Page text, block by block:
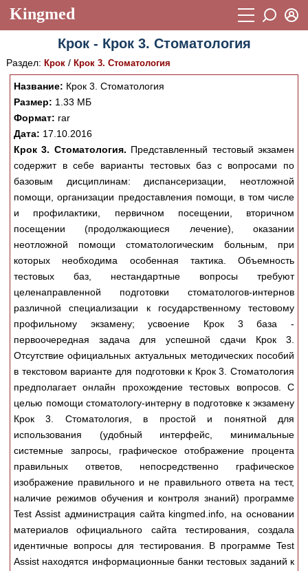
Kingmed
Учебный материал
Видеогалерея 899
Фотогалерея (1906)
Истории болезней
Лекции и презентации 2474
Аккредитационные тесты (6)
Методические рекомендации
Научно-популярное
Статьи
Новости (244)
Медицинская стандартизация
Нормативы экстренной и неотложной помощи
Нормы лабораторных и инструментальных
Обратная связь
Добавить материал
FAQ
Пароль
Восстановить пароль
Регистрация
Крок - Крок 3. Стоматология
Раздел: Крок/ Крок 3. Стоматология
Название: Крок 3. Стоматология
Размер: 1.33 МБ
Формат: rar
Дата: 17.10.2016
Крок 3. Стоматология. Представленный тестовый экзамен
содержит в себе варианты тестовых баз с вопросами по
базовым дисциплинам: диспансеризации, неотложной
помощи, организации предоставления помощи, в том числе
и профилактики, первичном посещении, вторичном
посещении (продолжающиеся лечение), оказании
неотложной помощи стоматологическим больным, при
которых необходима особенная тактика. Объемность
тестовых баз, нестандартные вопросы требуют
целенаправленной подготовки стоматологов-интернов
различной специализации к государственному тестовому
профильному экзамену; усвоение Крок 3 база -
первоочередная задача для успешной сдачи Крок 3.
Отсутствие официальных актуальных методических пособий
в текстовом варианте для подготовки к Крок 3. Стоматология
предполагает онлайн прохождение тестовых вопросов. С
целью помощи стоматологу-интерну в подготовке к экзамену
Крок 3. Стоматология, в простой и понятной для
использования (удобный интерфейс, минимальные
системные запросы, графическое отображение процента
правильных ответов, непосредственно графическое
изображение правильного и не правильного ответа на тест,
наличие режимов обучения и контроля знаний) программе
Test Assist администрация сайта kingmed.info, на основании
материалов официального сайта тестирования, создала
идентичные вопросы для тестирования. В программе Test
Assist находятся информационные банки тестовых заданий к